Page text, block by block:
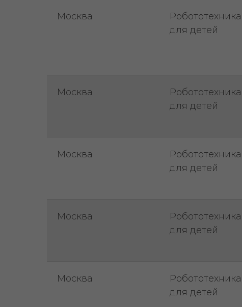
Москва
Робототехника
для детей
Москва
Робототехника
для детей
Москва
Робототехника
для детей
Москва
Робототехника
для детей
Москва
Робототехника
для детей